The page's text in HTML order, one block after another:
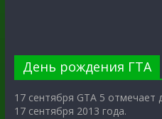
День рождения ГТА
17 сентября GTA 5
17 сентября 2013 года.